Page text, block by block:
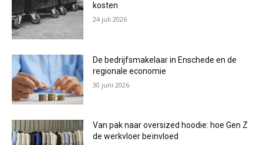
kosten
24 juli 2026
De bedrijfsmakelaar in Enschede en de
regionale economie
30 juni 2026
Van pak naar oversized hoodie: hoe Gen Z
de werkvloer beïnvloed